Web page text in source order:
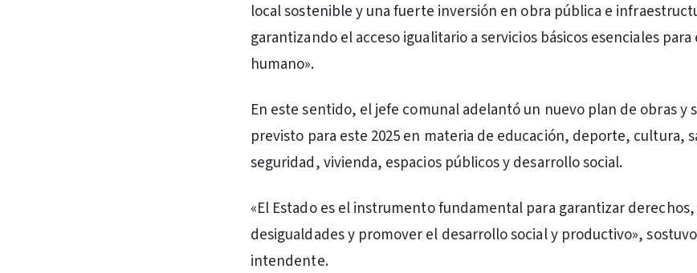
local sostenible y una fuerte inversión en obra pública e
garantizando el acceso igualitario a servicios básicos esenciales
humano».
En este sentido, el jefe comunal adelantó un nuevo plan de obras y
previsto para este 2025 en materia de educación, deporte, cultura,
seguridad, vivienda, espacios públicos y desarrollo social.
«El Estado es el instrumento fundamental para garantizar
desigualdades y promover el desarrollo social y productivo»,
intendente.